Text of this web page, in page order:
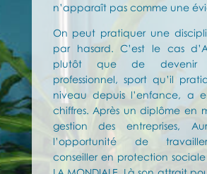
n’apparaît pas comme une
On peut pratiquer une
par hasard. C’est le cas
plutôt que de devenir
professionnel, sport qu’il
niveau depuis l’enfance, a
chiffres. Après un diplôme en
gestion des entreprises,
l’opportunité de
conseiller en protection sociale